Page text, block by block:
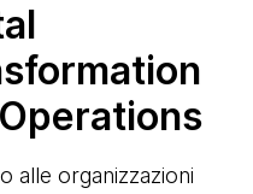
alle organizzazioni